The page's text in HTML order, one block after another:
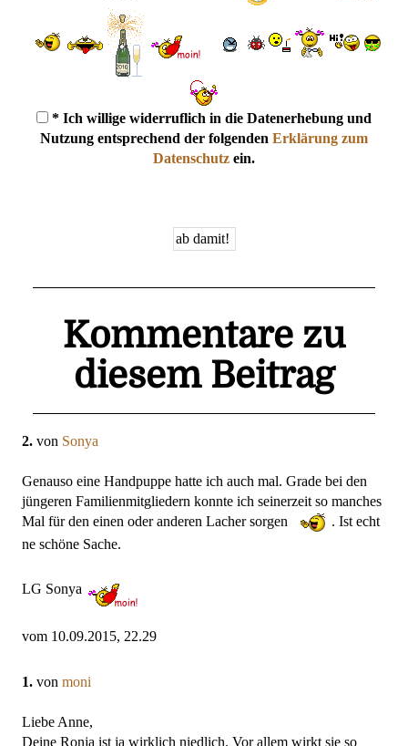
* Ich willige widerruflich in die Datenerhebung und
Nutzung entsprechend der folgenden Erklärung zum
Datenschutz ein.
Kommentare zu
diesem Beitrag
2. von Sonya
Genauso eine Handpuppe hatte ich auch mal. Grade bei den
jüngeren Familienmitgliedern konnte ich seinerzeit so manches
Mal für den einen oder anderen Lacher sorgen
. Ist echt
ne schöne Sache.
LG Sonya
vom 10.09.2015, 22.29
1. von moni
Liebe Anne,
Deine Ronja ist ja wirklich niedlich. Vor allem wirkt sie so